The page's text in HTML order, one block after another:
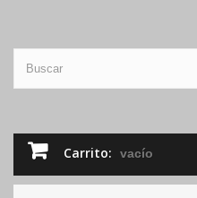
Carrito: vacío